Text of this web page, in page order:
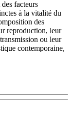
facteurs
à la vitalité du
des
reproduction, leur
ou leur
contemporaine,